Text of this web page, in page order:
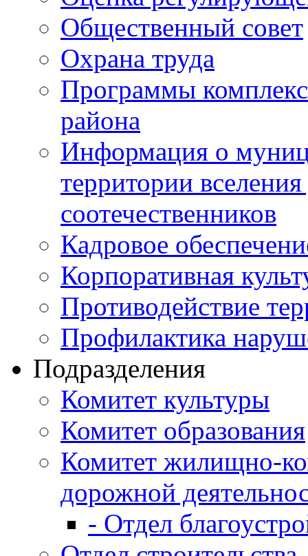
Общественный совет
Охрана труда
Программы
района
Информация о
территории
соотечественников
Кадровое
Корпоративная
Противодействие
Профилактика
Подразделения
Комитет культуры
Комитет образования
Комитет жилищно-
дорожной
- Отдел